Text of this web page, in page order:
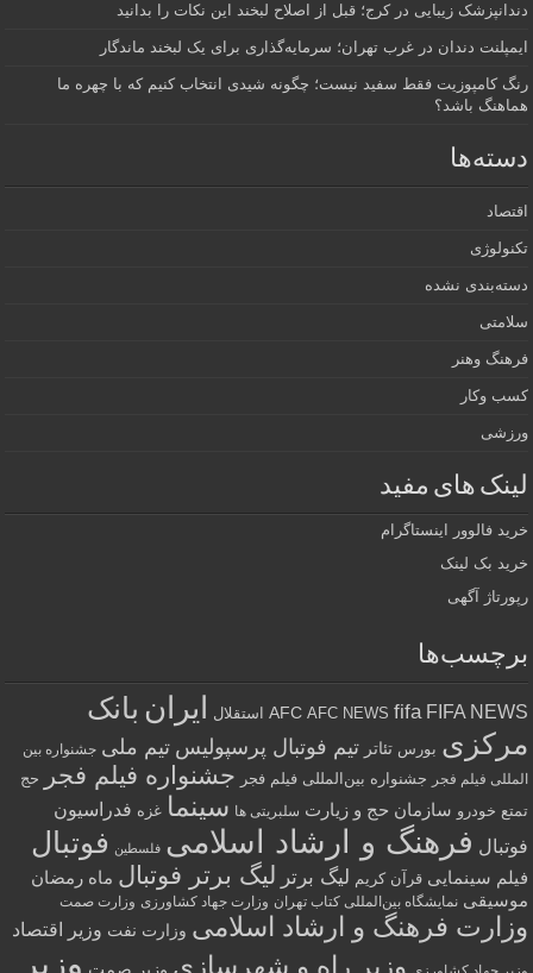
دندانپزشک زیبایی در کرج؛ قبل از اصلاح لبخند این نکات را بدانید
ایمپلنت دندان در غرب تهران؛ سرمایه‌گذاری برای یک لبخند ماندگار
رنگ کامپوزیت فقط سفید نیست؛ چگونه شیدی انتخاب کنیم که با چهره ما
هماهنگ باشد؟
دسته‌ها
اقتصاد
تکنولوژی
دسته‌بندی نشده
سلامتی
فرهنگ وهنر
کسب وکار
ورزشی
لینک های مفید
خرید فالوور اینستاگرام
خرید بک لینک
رپورتاژ آگهی
برچسب‌ها
AFC AFC NEWS fifa FIFA NEWS استقلال ایران بانک
مرکزی بورس تئاتر تیم فوتبال پرسپولیس تیم ملی جشنواره بین
المللی فیلم فجر جشنواره بین‌المللی فیلم فجر جشنواره فیلم فجر
حج
تمتع خودرو سازمان حج و زیارت سلبریتی ها سینما غزه فدراسیون
فوتبال فرهنگ و ارشاد اسلامی فلسطین فوتبال
فیلم سینمایی قرآن کریم لیگ برتر لیگ برتر فوتبال ماه رمضان
موسیقی نمایشگاه بین‌المللی کتاب تهران وزارت جهاد کشاورزی وزارت صمت
وزارت فرهنگ و ارشاد اسلامی وزارت نفت وزیر اقتصاد
وزیر راه و شهرسازی وزیر